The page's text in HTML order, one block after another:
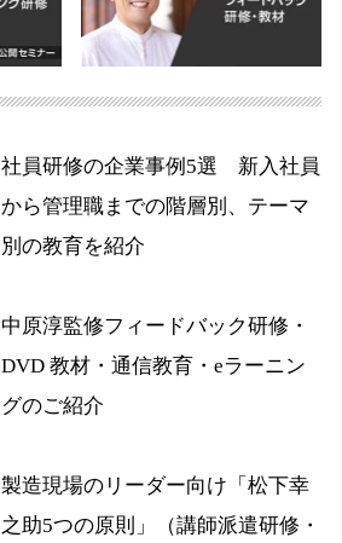
社員研修の企業事例5選 新入社員
から管理職までの階層別、テーマ
別の教育を紹介
中原淳監修フィードバック研修・
DVD 教材・通信教育・eラーニン
グのご紹介
製造現場のリーダー向け「松下幸
之助5つの原則」（講師派遣研修・